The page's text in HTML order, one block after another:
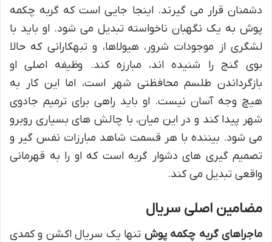
دشمنان قرار می گیرند. اینجا جایی است که گربه چکمه
پوش به یک نگهبان ناخواسته تبدیل می شود. او باید با
لشگری از موجودات شرور، هیولاها، و تبهکارانی که حالا
بوی گنج را شنیده اند، مبارزه کند. وظیفه اصلی او
بازگرداندن طلسم محافظتی شهر است، اما این کار به
هیچ وجه آسان نیست. او باید راهی برای ترمیم جادوی
شهر پیدا کند و در این میان، با چالش های بسیاری روبرو
می شود. بیننده با هر قسمت شاهد مبارزات نفس گیر و
تصمیم گیری های دشوار گربه است که او را به قهرمانی
واقعی تبدیل می کند.
مضامین اصلی سریال
ماجراهای گربه چکمه پوش تنها یک سریال اکشن و کمدی